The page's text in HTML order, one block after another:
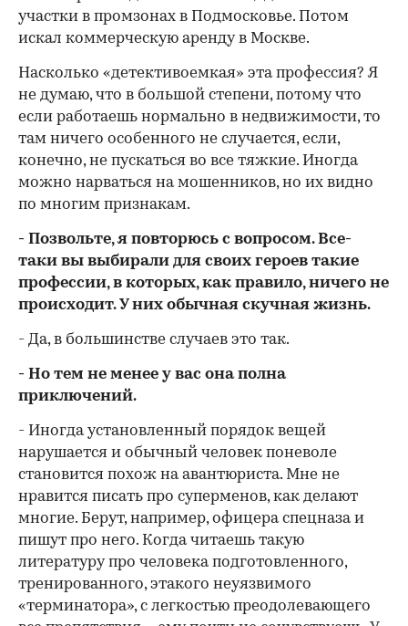
участки в промзонах в Подмосковье. Потом
искал коммерческую аренду в Москве.
Насколько «детективоемкая» эта профессия? Я
не думаю, что в большой степени, потому что
если работаешь нормально в недвижимости, то
там ничего особенного не случается, если,
конечно, не пускаться во все тяжкие. Иногда
можно нарваться на мошенников, но их видно
по многим признакам.
- Позвольте, я повторюсь с вопросом. Все-
таки вы выбирали для своих героев такие
профессии, в которых, как правило, ничего не
происходит. У них обычная скучная жизнь.
- Да, в большинстве случаев это так.
- Но тем не менее у вас она полна
приключений.
- Иногда установленный порядок вещей
нарушается и обычный человек поневоле
становится похож на авантюриста. Мне не
нравится писать про суперменов, как делают
многие. Берут, например, офицера спецназа и
пишут про него. Когда читаешь такую
литературу про человека подготовленного,
тренированного, этакого неуязвимого
«терминатора», с легкостью преодолевающего